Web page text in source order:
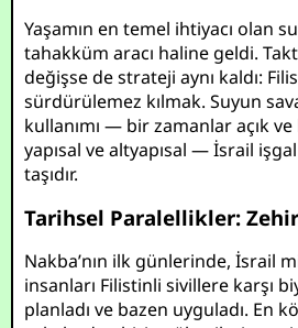
Yaşamın en temel ihtiyacı olan
tahakküm aracı haline geldi.
değişse de strateji aynı kaldı:
sürdürülemez kılmak. Suyun
kullanımı — bir zamanlar açık
yapısal ve altyapısal — İsrail
taşıdır.
Tarihsel Paralellikler:
Nakba’nın ilk günlerinde, İsrail
insanları Filistinli sivillere karşı
planladı ve bazen uyguladı. En